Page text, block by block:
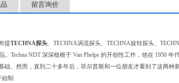
留言询价
提TECHNA探头、TECHNA涡流探头、TECHNA旋转探头、
Techna NDT 深深植根于 Van Phelps 的开创性工作，他在 1950
础。然而，直到二十多年后，菲尔普斯和一位朋友才看到了这两种
制